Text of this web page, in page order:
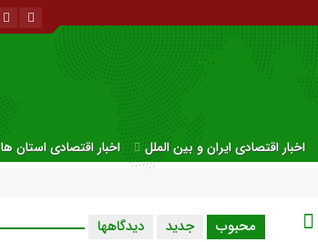
اخبار اقتصادی ایران و بین الملل اخبار اقتصادی استان ها
محبوب جدید دیدگاهها